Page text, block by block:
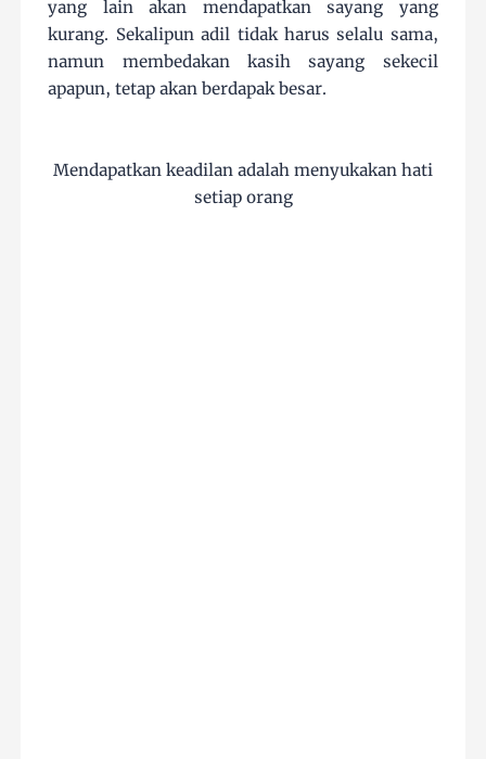
yang lain akan mendapatkan sayang yang
kurang. Sekalipun adil tidak harus selalu sama,
namun membedakan kasih sayang sekecil
apapun, tetap akan berdapak besar.
Mendapatkan keadilan adalah menyukakan hati
setiap orang